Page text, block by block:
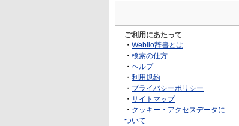
ご利用にあたって
・ Weblio辞書とは
・ 検索の仕方
・ ヘルプ
・ 利用規約
・ プライバシーポリシー
・ サイトマップ
・ クッキー・アクセスデータに
ついて